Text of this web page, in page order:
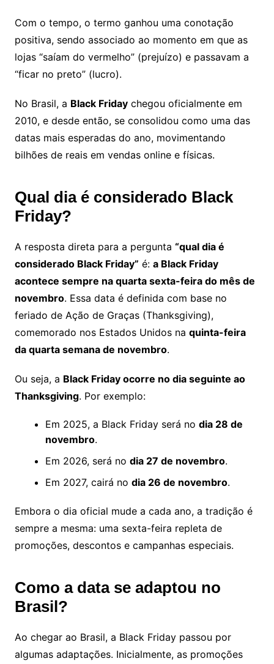
Com o tempo, o termo ganhou uma conotação
positiva, sendo associado ao momento em que as
lojas “saíam do vermelho” (prejuízo) e passavam a
“ficar no preto” (lucro).
No Brasil, a Black Fridaychegou oficialmente em
2010, e desde então, se consolidou como uma das
datas mais esperadas do ano, movimentando
bilhões de reais em vendas online e físicas.
Qual dia é considerado Black
Friday?
A resposta direta para a pergunta “qual dia é
considerado Black Friday” é: a Black Friday
acontece sempre na quarta sexta-feira do mês de
novembro. Essa data é definida com base no
feriado de Ação de Graças (Thanksgiving),
comemorado nos Estados Unidos na quinta-feira
da quarta semana de novembro.
Ou seja, a Black Friday ocorre no dia seguinte ao
Thanksgiving. Por exemplo:
Em 2025, a Black Friday será no dia 28 de
novembro.
Em 2026, será no dia 27 de novembro.
Em 2027, cairá no dia 26 de novembro.
Embora o dia oficial mude a cada ano, a tradição é
sempre a mesma: uma sexta-feira repleta de
promoções, descontos e campanhas especiais.
Como a data se adaptou no
Brasil?
Ao chegar ao Brasil, a Black Friday passou por
algumas adaptações. Inicialmente, as promoções